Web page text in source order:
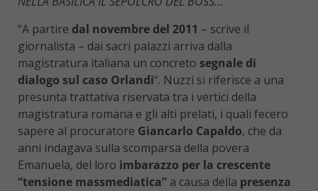
“A partire dal novembre del 2011 – scrive il
giornalista – dai sacri palazzi arriva dalla
magistratura italiana un concreto segnale di
dialogo sul caso Orlandi“. Nuzzi si riferisce a una
presunta trattativa riservata tra i vertici della
magistratura romana e gli alti prelati, i quali fecero
sapere al procuratore Giancarlo Capaldo, che da
anni indagava sulla scomparsa della povera
Emanuela, del loro imbarazzo per la crescente
“tensione massmediatica” a causa della presenza